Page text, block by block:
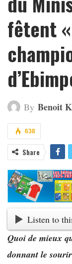
fêtent
By Benoit
638
Share
Listen to
Quoi de mieux
donnant le